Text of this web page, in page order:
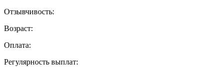
Отзывчивость:
Возраст:
Оплата:
Регулярность выплат: